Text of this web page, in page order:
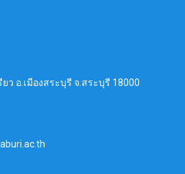
ว อ.เมืองสระบุรี จ.สระบุรี 18000